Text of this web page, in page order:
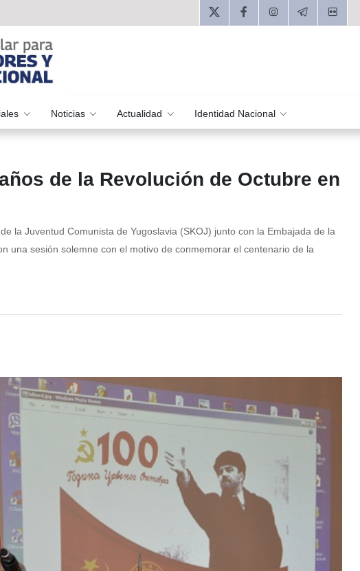
Noticias Actualidad Identidad Nacional
de la Revolución de Octubre en
la Juventud Comunista de Yugoslavia (SKOJ) junto con la Embajada de la
una sesión solemne con el motivo de conmemorar el centenario de la